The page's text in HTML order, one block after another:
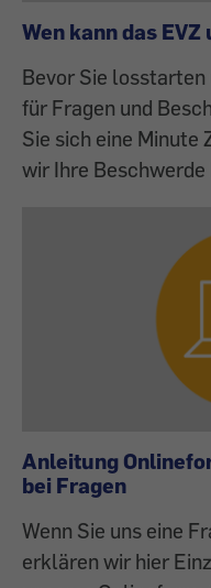
Wen kann das
Bevor Sie losstarten
für Fragen und
Sie sich eine Minute
wir Ihre
Anleitung
bei Fragen
Wenn Sie uns eine
erklären wir hier